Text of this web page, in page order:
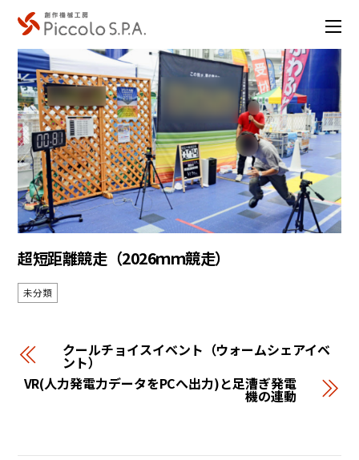
超短距離競走（2026ｍｍ競走）
未分類
クールチョイスイベント（ウォームシェアイベ
ント）
VR(人力発電力データをPCへ出力)と足漕ぎ発電
機の連動